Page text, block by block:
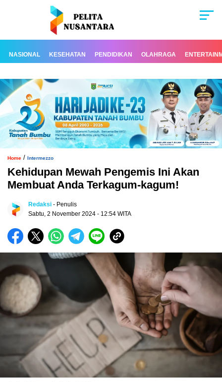
NASIONAL KESEHATAN PENDIDIKAN OLAHRAGA
Home / Intermezzo
Kehidupan Mewah Pengemis Ini Akan
Membuat Anda Terkagum-kagum!
Redaksi - Penulis
Sabtu, 2 November 2024 - 12:54 WITA